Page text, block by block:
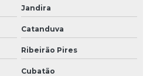
Jandira
Catanduva
Ribeirão Pires
Cubatão